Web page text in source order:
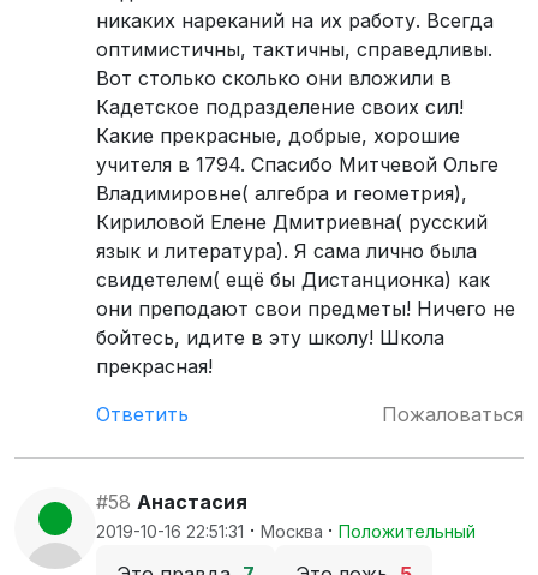
никаких нареканий на их работу. Всегда
оптимистичны, тактичны, справедливы.
Вот столько сколько они вложили в
Кадетское подразделение своих сил!
Какие прекрасные, добрые, хорошие
учителя в 1794. Спасибо Митчевой Ольге
Владимировне( алгебра и геометрия),
Кириловой Елене Дмитриевна( русский
язык и литература). Я сама лично была
свидетелем( ещё бы Дистанционка) как
они преподают свои предметы! Ничего не
бойтесь, идите в эту школу! Школа
прекрасная!
Ответить
Пожаловаться
#58 Анастасия
2019-10-16 22:51:31 · Москва · Положительный